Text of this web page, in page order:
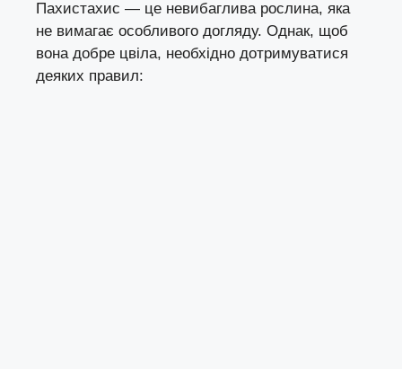
Пахистахис — це невибаглива рослина, яка
не вимагає особливого догляду. Однак, щоб
вона добре цвіла, необхідно дотримуватися
деяких правил: